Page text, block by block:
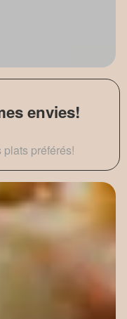
envies!
préférés!